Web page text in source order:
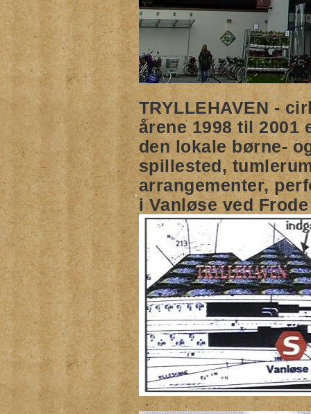
TRYLLEHAVEN -
årene 1998 til
den lokale børne-
spillested,
arrangementer,
i Vanløse ved